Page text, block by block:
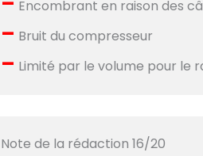
Encombrant en raison des
– Bruit du compresseur
– Limité par le volume pour le
Note de la rédaction 16/20